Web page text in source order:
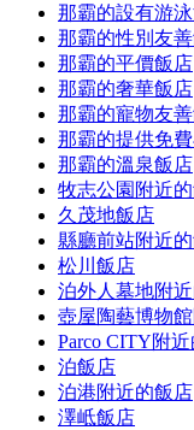
那霸的設有游
那霸的性別友
那霸的平價飯店
那霸的奢華飯店
那霸的寵物友
那霸的提供免
那霸的溫泉飯店
牧志公園附近
久茂地飯店
縣廳前站附近
松川飯店
泊外人墓地附
壺屋陶藝博物
Parco CITY附
泊飯店
泊港附近的飯店
澤岻飯店